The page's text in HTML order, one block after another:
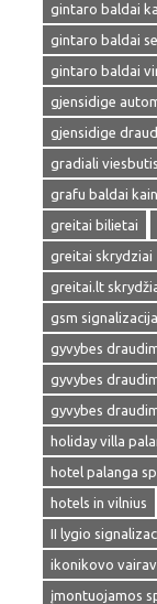
gintaro baldai
gintaro baldai
gintaro baldai
gjensidige
gjensidige
gradiali
grafu baldai
greitai bilietai
greitai skrydziai
greitai.lt
gsm signalizacija
gyvybes
gyvybes
gyvybes
holiday villa
hotel palanga
hotels in vilnius
II lygio
ikonikovo
įmontuojamos